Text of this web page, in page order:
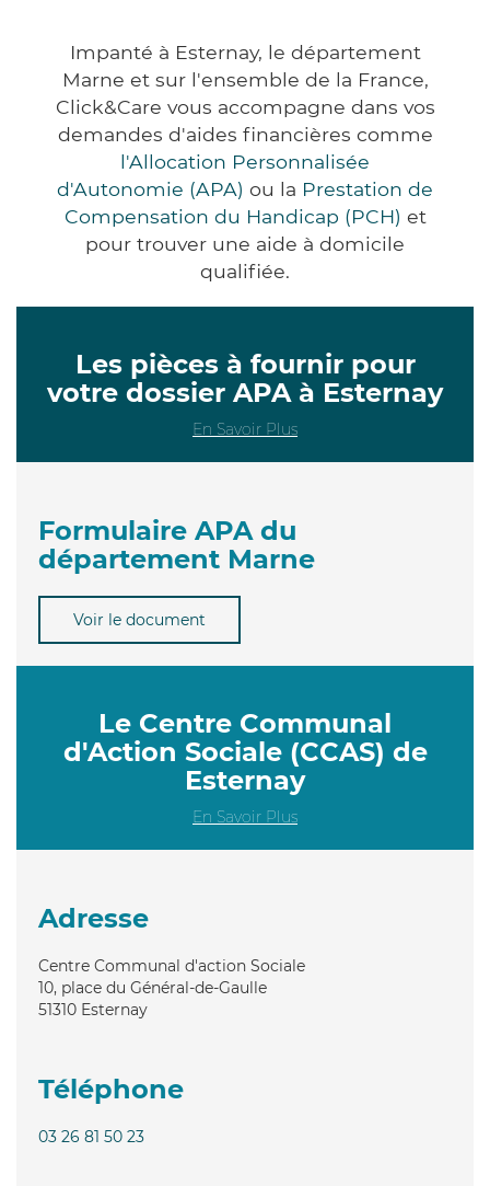
Impanté à Esternay, le département
Marne et sur l'ensemble de la France,
Click&Care vous accompagne dans vos
demandes d'aides financières comme
l'Allocation Personnalisée
d'Autonomie (APA) ou la Prestation de
Compensation du Handicap (PCH) et
pour trouver une aide à domicile
qualifiée.
Les pièces à fournir pour
votre dossier APA à Esternay
En Savoir Plus
Formulaire APA du
département Marne
Voir le document
Le Centre Communal
d'Action Sociale (CCAS) de
Esternay
En Savoir Plus
Adresse
Centre Communal d'action Sociale
10, place du Général-de-Gaulle
51310 Esternay
Téléphone
03 26 81 50 23